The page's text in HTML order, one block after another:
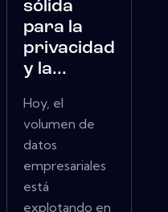
sólida
para la
privacidad
y la...
Hoy, el
volumen de
datos
empresariales
está
explotando en